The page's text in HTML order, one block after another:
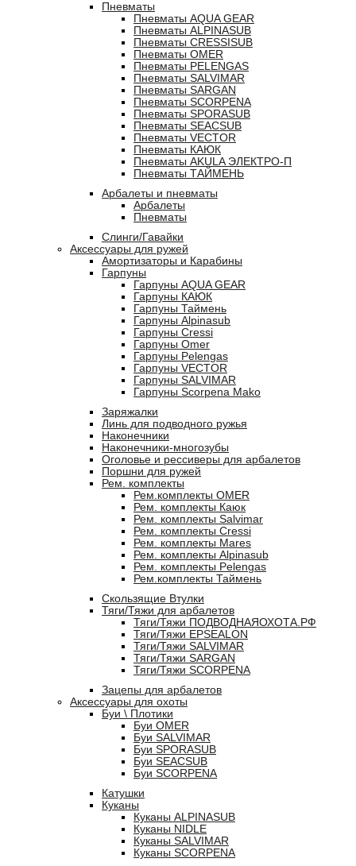
Пневматы
Пневматы AQUA GEAR
Пневматы ALPINASUB
Пневматы CRESSISUB
Пневматы OMER
Пневматы PELENGAS
Пневматы SALVIMAR
Пневматы SARGAN
Пневматы SCORPENA
Пневматы SPORASUB
Пневматы SEACSUB
Пневматы VECTOR
Пневматы КАЮК
Пневматы AKULA ЭЛЕКТРО-П
Пневматы ТАЙМЕНЬ
Арбалеты и пневматы
Арбалеты
Пневматы
Слинги/Гавайки
Аксессуары для ружей
Амортизаторы и Карабины
Гарпуны
Гарпуны AQUA GEAR
Гарпуны КАЮК
Гарпуны Таймень
Гарпуны Alpinasub
Гарпуны Cressi
Гарпуны Omer
Гарпуны Pelengas
Гарпуны VECTOR
Гарпуны SALVIMAR
Гарпуны Scorpena Mako
Заряжалки
Линь для подводного ружья
Наконечники
Наконечники-многозубы
Оголовье и рессиверы для арбалетов
Поршни для ружей
Рем. комплекты
Рем.комплекты OMER
Рем. комплекты Каюк
Рем. комплекты Salvimar
Рем. комплекты Cressi
Рем. комплекты Mares
Рем. комплекты Alpinasub
Рем. комплекты Pelengas
Рем.комплекты Таймень
Скользящие Втулки
Тяги/Тяжи для арбалетов
Тяги/Тяжи ПОДВОДНАЯОХОТА.РФ
Тяги/Тяжи EPSEALON
Тяги/Тяжи SALVIMAR
Тяги/Тяжи SARGAN
Тяги/Тяжи SCORPENA
Зацепы для арбалетов
Аксессуары для охоты
Буи \ Плотики
Буи OMER
Буи SALVIMAR
Буи SPORASUB
Буи SEACSUB
Буи SCORPENA
Катушки
Куканы
Куканы ALPINASUB
Куканы NIDLE
Куканы SALVIMAR
Куканы SCORPENA